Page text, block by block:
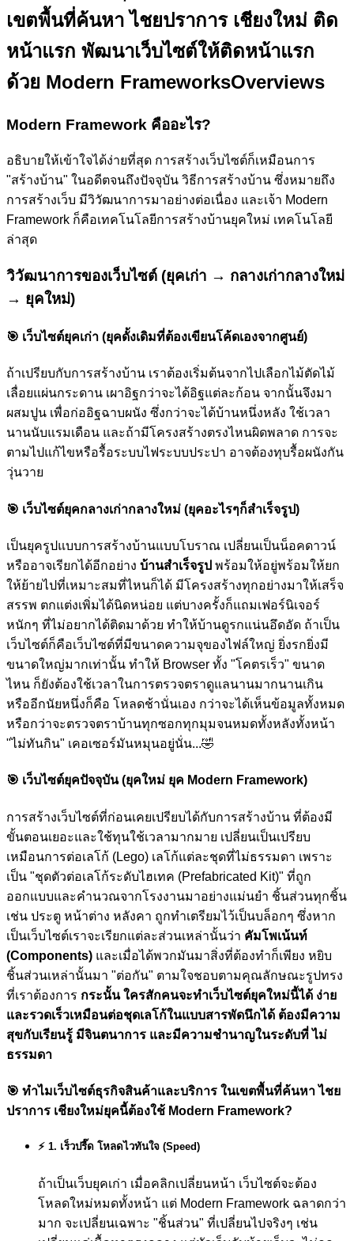
เขตพื้นที่ค้นหา ไชยปราการ เชียงใหม่ ติด
หน้าแรก พัฒนาเว็บไซต์ให้ติดหน้าแรก
ด้วย Modern FrameworksOverviews
Modern Framework คืออะไร?
อธิบายให้เข้าใจได้ง่ายที่สุด การสร้างเว็บไซต์ก็เหมือนการ
"สร้างบ้าน" ในอดีตจนถึงปัจจุบัน วิธีการสร้างบ้าน ซึ่งหมายถึง
การสร้างเว็บ มีวิวัฒนาการมาอย่างต่อเนื่อง และเจ้า Modern
Framework ก็คือเทคโนโลยีการสร้างบ้านยุคใหม่ เทคโนโลยี
ล่าสุด
วิวัฒนาการของเว็บไซต์ (ยุคเก่า → กลางเก่ากลางใหม่
→ ยุคใหม่)
🎯 เว็บไซต์ยุคเก่า (ยุคดั้งเดิมที่ต้องเขียนโค้ดเองจากศูนย์)
ถ้าเปรียบกับการสร้างบ้าน เราต้องเริ่มต้นจากไปเลือกไม้ตัดไม้
เลื่อยแผ่นกระดาน เผาอิฐกว่าจะได้อิฐแต่ละก้อน จากนั้นจึงมา
ผสมปูน เพื่อก่ออิฐฉาบผนัง ซึ่งกว่าจะได้บ้านหนึ่งหลัง ใช้เวลา
นานนับแรมเดือน และถ้ามีโครงสร้างตรงไหนผิดพลาด การจะ
ตามไปแก้ไขหรือรื้อระบบไฟระบบประปา อาจต้องทุบรื้อผนังกัน
วุ่นวาย
🎯 เว็บไซต์ยุคกลางเก่ากลางใหม่ (ยุคอะไรๆก็สำเร็จรูป)
เป็นยุครูปแบบการสร้างบ้านแบบโบราณ เปลี่ยนเป็นน็อคดาวน์
หรืออาจเรียกได้อีกอย่าง บ้านสำเร็จรูป พร้อมให้อยู่พร้อมให้ยก
ให้ย้ายไปที่เหมาะสมที่ไหนก็ได้ มีโครงสร้างทุกอย่างมาให้เสร็จ
สรรพ ตกแต่งเพิ่มได้นิดหน่อย แต่บางครั้งก็แถมเฟอร์นิเจอร์
หนักๆ ที่ไม่อยากได้ติดมาด้วย ทำให้บ้านดูรกแน่นอึดอัด ถ้าเป็น
เว็บไซต์ก็คือเว็บไซต์ที่มีขนาดความจุของไฟล์ใหญ่ ยิ่งรกยิ่งมี
ขนาดใหญ่มากเท่านั้น ทำให้ Browser ทั้ง "โคตรเร็ว" ขนาด
ไหน ก็ยังต้องใช้เวลาในการตรวจตราดูแลนานมากนานเกิน
หรืออีกนัยหนึ่งก็คือ โหลดช้านั่นเอง กว่าจะได้เห็นข้อมูลทั้งหมด
หรือกว่าจะตรวจตราบ้านทุกซอกทุกมุมจนหมดทั้งหลังทั้งหน้า
"ไม่ทันกิน" เคอเซอร์มันหมุนอยู่นั่น...🤣
🎯 เว็บไซต์ยุคปัจจุบัน (ยุคใหม่ ยุค Modern Framework)
การสร้างเว็บไซต์ที่ก่อนเคยเปรียบได้กับการสร้างบ้าน ที่ต้องมี
ขั้นตอนเยอะและใช้ทุนใช้เวลามากมาย เปลี่ยนเป็นเปรียบ
เหมือนการต่อเลโก้ (Lego) เลโก้แต่ละชุดที่ไม่ธรรมดา เพราะ
เป็น "ชุดตัวต่อเลโก้ระดับไฮเทค (Prefabricated Kit)" ที่ถูก
ออกแบบและคำนวณจากโรงงานมาอย่างแม่นยำ ชิ้นส่วนทุกชิ้น
เช่น ประตู หน้าต่าง หลังคา ถูกทำเตรียมไว้เป็นบล็อกๆ ซึ่งหาก
เป็นเว็บไซต์เราจะเรียกแต่ละส่วนเหล่านั้นว่า คัมโพเน้นท์
(Components) และเมื่อได้พวกมันมาสิ่งที่ต้องทำก็เพียง หยิบ
ชิ้นส่วนเหล่านั้นมา "ต่อกัน" ตามใจชอบตามคุณลักษณะรูปทรง
ที่เราต้องการ กระนั้น ใครสักคนจะทำเว็บไซต์ยุคใหม่นี้ได้ ง่าย
และรวดเร็วเหมือนต่อชุดเลโก้ในแบบสารพัดนึกได้ ต้องมีความ
สุขกับเรียนรู้ มีจินตนาการ และมีความชำนาญในระดับที่ ไม่
ธรรมดา
🎯 ทำไมเว็บไซต์ธุรกิจสินค้าและบริการ ในเขตพื้นที่ค้นหา ไชย
ปราการ เชียงใหม่ยุคนี้ต้องใช้ Modern Framework?
⚡ 1. เร็วปรี๊ด โหลดไวทันใจ (Speed)
ถ้าเป็นเว็บยุคเก่า เมื่อคลิกเปลี่ยนหน้า เว็บไซต์จะต้อง
โหลดใหม่หมดทั้งหน้า แต่ Modern Framework ฉลาดกว่า
มาก จะเปลี่ยนเฉพาะ "ชิ้นส่วน" ที่เปลี่ยนไปจริงๆ เช่น